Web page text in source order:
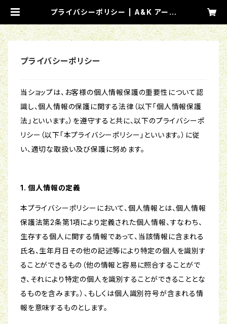
プライバシーポリシー | A&K アーツ
プライバシーポリシー
当ショップは、お客様の個人情報保護の重要性について認
識し、個人情報の保護に関する法律（以下「個人情報保護
法」といいます。）を遵守すると共に、以下のプライバシーポ
リシー（以下「本プライバシーポリシー」といいます。）に従
い、適切な取扱い及び保護に努めます。
1. 個人情報の定義
本プライバシーポリシーにおいて、個人情報とは、個人情報
保護法第2条第1項により定義された個人情報、すなわち、
生存する個人に関する情報であって、当該情報に含まれる
氏名、生年月日その他の記述等により特定の個人を識別す
ることができるもの（他の情報と容易に照合することがで
き、それにより特定の個人を識別することができることとな
るものを含みます。）、もしくは個人識別符号が含まれる情
報を意味するものとします。